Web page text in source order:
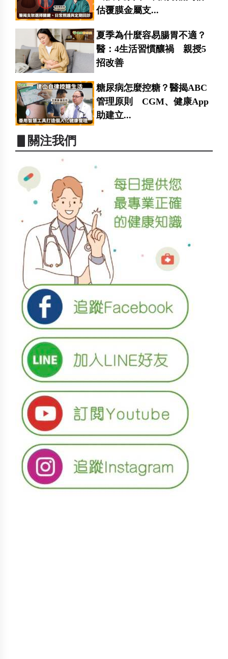
估覆膜金屬支...
夏季為什麼容易腸胃不適？
醫：4生活習慣釀禍 親授5
招改善
糖尿病怎麼控糖？醫揭ABC
管理原則 CGM、健康App
助建立...
▋關注我們